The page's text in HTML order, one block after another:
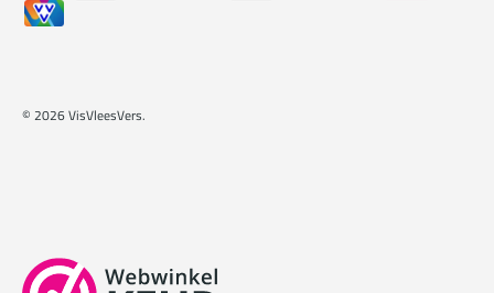
© 2026VisVleesVers.